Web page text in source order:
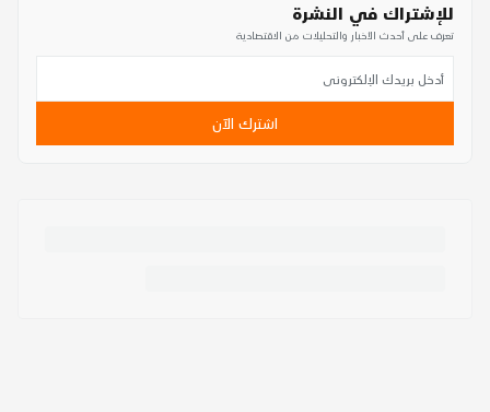
للإشتراك في النشرة
تعرف على أحدث الأخبار والتحليلات من الاقتصادية
اشترك الآن